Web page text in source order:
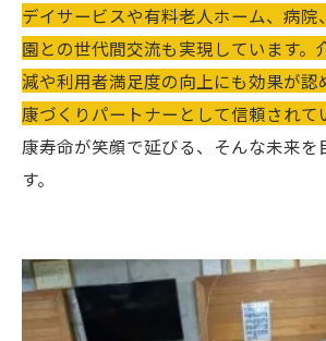
デイサービスや有料老人ホーム、病院
園との世代間交流も実現しています。
減や利用者満足度の向上にも効果が認
康づくりパートナーとして信頼されて
康寿命が笑顔で延びる、そんな未来を
す。